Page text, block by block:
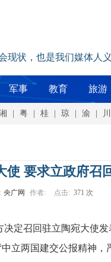
状，也是我们媒体人义
军事 教育 旅游
粤 桂 琼 渝 川
使 要求立政府召
央广网 作者: 点击: 371 次
定召回驻立陶宛大使发
两国建交公报精神，